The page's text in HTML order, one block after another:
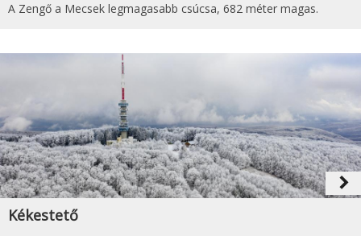
A Zengő a Mecsek legmagasabb csúcsa, 682 méter magas.
navigate_next
Kékestető